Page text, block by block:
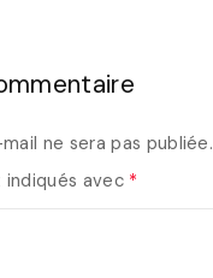
ne sera pas publiée.
avec *